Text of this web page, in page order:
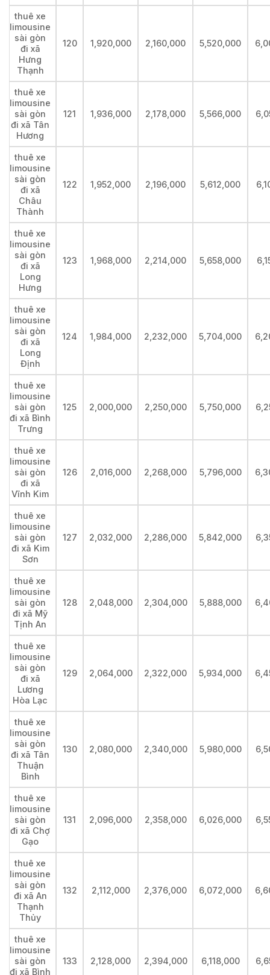
thuê xe
limousine
sài gòn
đi xã
Hưng
Thạnh
120 1,920,000 2,160,000 5,520,000
thuê xe
limousine
sài gòn
đi xã Tân
Hương
121 1,936,000 2,178,000 5,566,000
thuê xe
limousine
sài gòn
đi xã
Châu
Thành
122 1,952,000 2,196,000 5,612,000
thuê xe
limousine
sài gòn
đi xã
Long
Hưng
123 1,968,000 2,214,000 5,658,000
thuê xe
limousine
sài gòn
đi xã
Long
Định
124 1,984,000 2,232,000 5,704,000
thuê xe
limousine
sài gòn
đi xã Bình
Trưng
125 2,000,000 2,250,000 5,750,000
thuê xe
limousine
sài gòn
đi xã
Vĩnh Kim
126 2,016,000 2,268,000 5,796,000
thuê xe
limousine
sài gòn
đi xã Kim
Sơn
127 2,032,000 2,286,000 5,842,000
thuê xe
limousine
sài gòn
đi xã Mỹ
Tịnh An
128 2,048,000 2,304,000 5,888,000
thuê xe
limousine
sài gòn
đi xã
Lương
Hòa Lạc
129 2,064,000 2,322,000 5,934,000
thuê xe
limousine
sài gòn
đi xã Tân
Thuận
Bình
130 2,080,000 2,340,000 5,980,000
thuê xe
limousine
sài gòn
đi xã Chợ
Gạo
131 2,096,000 2,358,000 6,026,000
thuê xe
limousine
sài gòn
đi xã An
Thạnh
Thủy
132 2,112,000 2,376,000 6,072,000
thuê xe
limousine
sài gòn
đi xã Bình
133 2,128,000 2,394,000 6,118,000